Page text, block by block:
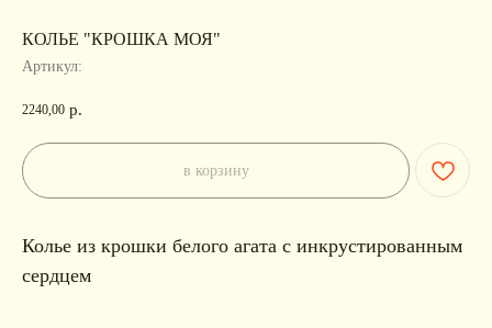
КОЛЬЕ "КРОШКА МОЯ"
Артикул:
2240,00 р.
в корзину
Колье из крошки белого агата с инкрустированным
сердцем